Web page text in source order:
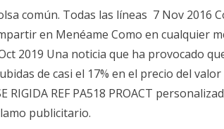
común. Todas las líneas 7 Nov 2016
en Menéame Como en cualquier
2019 Una noticia que ha provocado
de casi el 17% en el precio del valor
RIGIDA REF PA518 PROACT
publicitario.